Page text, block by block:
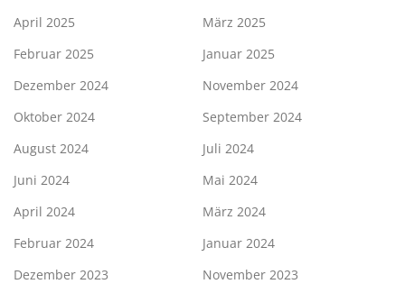
April 2025
März 2025
Februar 2025
Januar 2025
Dezember 2024
November 2024
Oktober 2024
September 2024
August 2024
Juli 2024
Juni 2024
Mai 2024
April 2024
März 2024
Februar 2024
Januar 2024
Dezember 2023
November 2023